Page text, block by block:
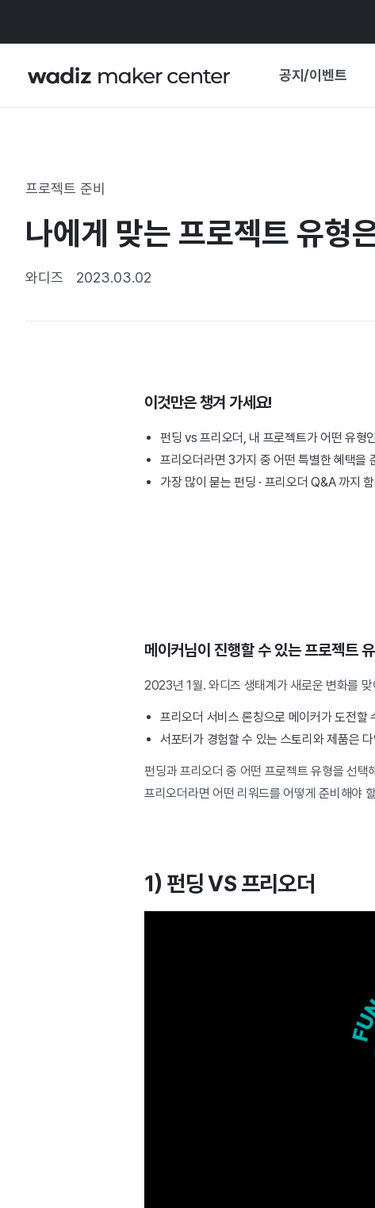
공지/이벤트
기획전 캘린더
프로젝트 준비
나에게 맞는 프로젝트 유형
와디즈 2023.03.02
이것만은 챙겨 가세요!
펀딩 vs 프리오더, 내 프로젝트가 어떤 유형
프리오더라면 3가지 중 어떤 특별한 혜택을
가장 많이 묻는 펀딩 · 프리오더 Q&A 까지
메이커님이 진행할 수 있는 프로젝트
2023년 1월. 와디즈 생태계가 새로운 변화를 맞
프리오더 서비스 론칭으로 메이커가 도전할
서포터가 경험할 수 있는 스토리와 제품은
펀딩과 프리오더 중 어떤 프로젝트 유형을 선택
프리오더라면 어떤 리워드를 어떻게 준비해야
1) 펀딩 VS 프리오더